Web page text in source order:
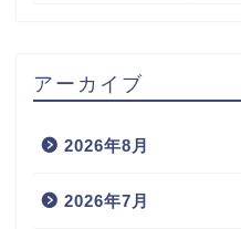
アーカイブ
2026年8月
2026年7月